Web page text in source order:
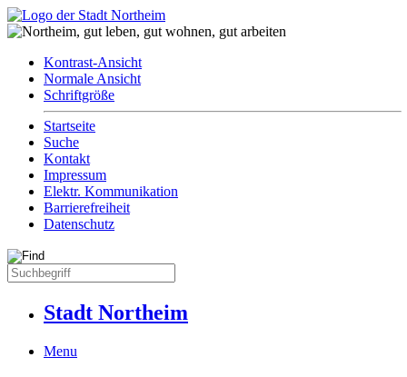
Kontrast-Ansicht
Normale Ansicht
Schriftgröße
Startseite
Suche
Kontakt
Impressum
Elektr. Kommunikation
Barrierefreiheit
Datenschutz
Stadt Northeim
Menu